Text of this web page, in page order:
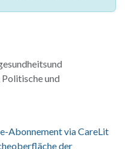
und
Abonnement via CareLit
der